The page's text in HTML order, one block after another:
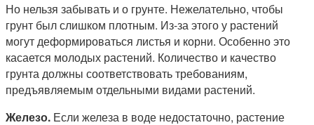
Но нельзя забывать и о грунте. Нежелательно, чтобы
грунт был слишком плотным. Из-за этого у растений
могут деформироваться листья и корни. Особенно это
касается молодых растений. Количество и качество
грунта должны соответствовать требованиям,
предъявляемым отдельными видами растений.
Железо. Если железа в воде недостаточно, растение